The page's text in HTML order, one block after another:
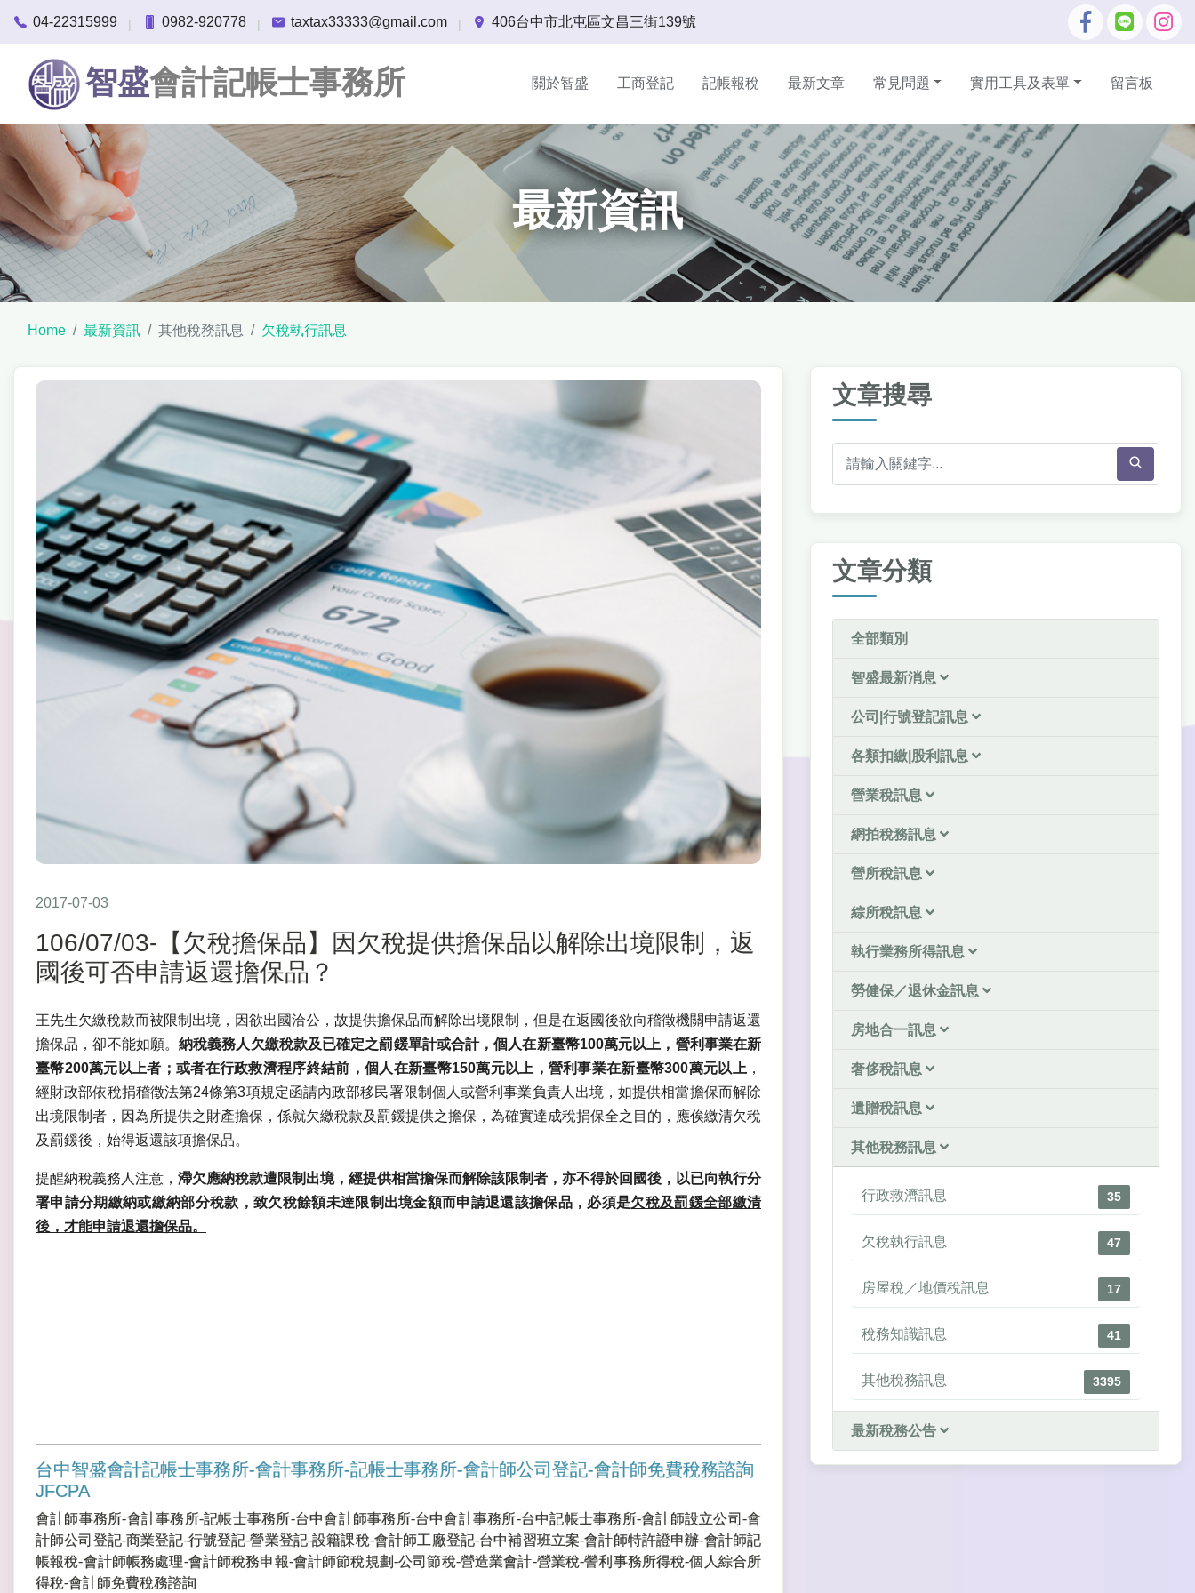
04-22315999 | 0982-920778 | taxtax33333@gmail.com | 406台中市北屯區文昌三街139號
智盛會計記帳士事務所 關於智盛 工商登記 記帳報稅 最新文章 常見問題 實用工具及表單 留言板
最新資訊
Home 最新資訊 其他稅務訊息 欠稅執行訊息
2017-07-03
106/07/03-【欠稅擔保品】因欠稅提供擔保品以解除出境限制，返
國後可否申請返還擔保品？
王先生欠繳稅款而被限制出境，因欲出國洽公，故提供擔保品而解除出境限制，但是在返國後欲向稽徵機關申請返還
擔保品，卻不能如願。納稅義務人欠繳稅款及已確定之罰鍰單計或合計，個人在新臺幣100萬元以上，營利事業在新
臺幣200萬元以上者；或者在行政救濟程序終結前，個人在新臺幣150萬元以上，營利事業在新臺幣300萬元以上 ，
經財政部依稅捐稽徵法第24條第3項規定函請內政部移民署限制個人或營利事業負責人出境，如提供相當擔保而解除
出境限制者，因為所提供之財產擔保，係就欠繳稅款及罰鍰提供之擔保，為確實達成稅捐保全之目的，應俟繳清欠稅
及罰鍰後，始得返還該項擔保品。
提醒納稅義務人注意， 滯欠應納稅款遭限制出境，經提供相當擔保而解除該限制者，亦不得於回國後，以已向執行分
署申請分期繳納或繳納部分稅款，致欠稅餘額未達限制出境金額而申請退還該擔保品，必須是欠稅及罰鍰全部繳清
後，才能申請退還擔保品。
台中智盛會計記帳士事務所-會計事務所-記帳士事務所-會計師公司登記-會計師免費稅務諮詢
JFCPA
會計師事務所-會計事務所-記帳士事務所-台中會計師事務所-台中會計事務所-台中記帳士事務所-會計師設立公司-會
計師公司登記-商業登記-行號登記-營業登記-設籍課稅-會計師工廠登記-台中補習班立案-會計師特許證申辦-會計師記
帳報稅-會計師帳務處理-會計師稅務申報-會計師節稅規劃-公司節稅-營造業會計-營業稅-謍利事務所得稅-個人綜合所
得稅-會計師免費稅務諮詢
文章搜尋
文章分類
全部類別
智盛最新消息
公司|行號登記訊息
各類扣繳|股利訊息
營業稅訊息
網拍稅務訊息
營所稅訊息
綜所稅訊息
執行業務所得訊息
勞健保／退休金訊息
房地合一訊息
奢侈稅訊息
遺贈稅訊息
其他稅務訊息
行政救濟訊息 35
欠稅執行訊息 47
房屋稅／地價稅訊息 17
稅務知識訊息 41
其他稅務訊息 3395
最新稅務公告